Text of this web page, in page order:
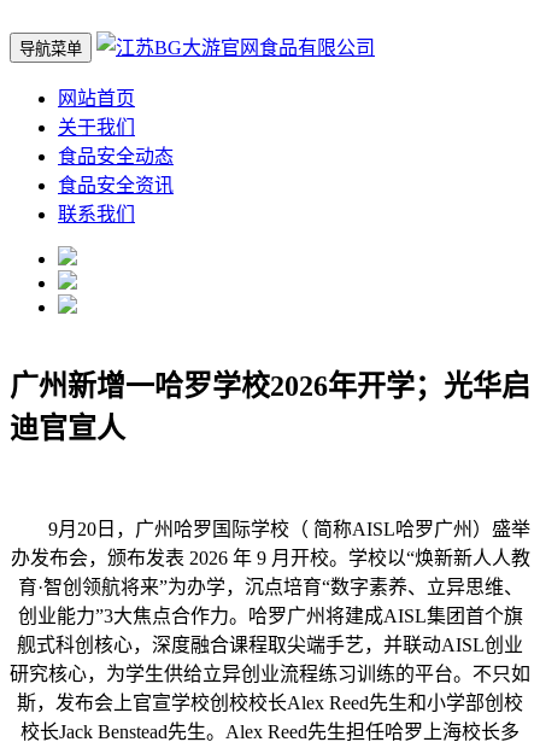
导航菜单
网站首页
关于我们
食品安全动态
食品安全资讯
联系我们
广州新增一哈罗学校2026年开学；光华启
迪官宣人
9月20日，广州哈罗国际学校（ 简称AISL哈罗广州）盛举
办发布会，颁布发表 2026 年 9 月开校。学校以“焕新新人人教
育·智创领航将来”为办学，沉点培育“数字素养、立异思维、
创业能力”3大焦点合作力。哈罗广州将建成AISL集团首个旗
舰式科创核心，深度融合课程取尖端手艺，并联动AISL创业
研究核心，为学生供给立异创业流程练习训练的平台。不只如
斯，发布会上官宣学校创校校长Alex Reed先生和小学部创校
校长Jack Benstead先生。Alex Reed先生担任哈罗上海校长多